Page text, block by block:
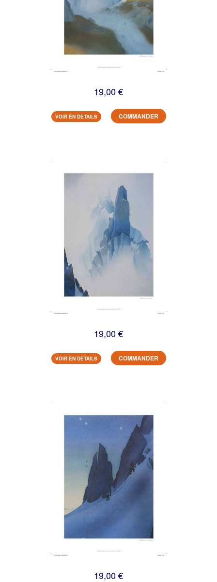
19,00 €
VOIR EN DETAILS COMMANDER
19,00 €
VOIR EN DETAILS COMMANDER
19,00 €